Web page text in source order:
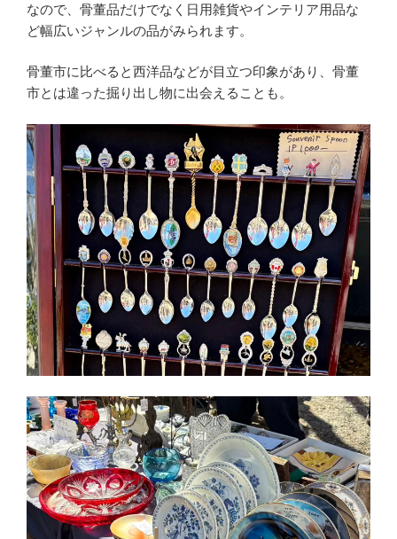
なので、骨董品だけでなく日用雑貨やインテリア用品な
ど幅広いジャンルの品がみられます。
骨董市に比べると西洋品などが目立つ印象があり、骨董
市とは違った掘り出し物に出会えることも。